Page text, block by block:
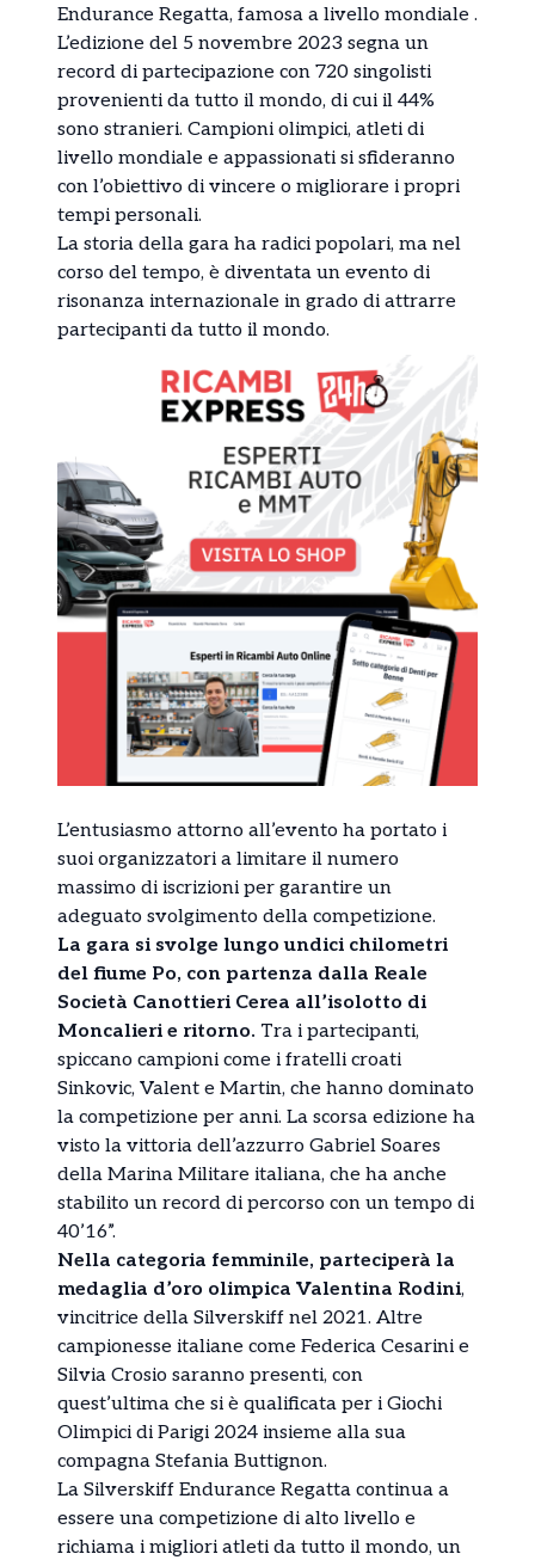
Endurance Regatta, famosa a livello mondiale .
L’edizione del 5 novembre 2023 segna un
record di partecipazione con 720 singolisti
provenienti da tutto il mondo, di cui il 44%
sono stranieri. Campioni olimpici, atleti di
livello mondiale e appassionati si sfideranno
con l’obiettivo di vincere o migliorare i propri
tempi personali.
La storia della gara ha radici popolari, ma nel
corso del tempo, è diventata un evento di
risonanza internazionale in grado di attrarre
partecipanti da tutto il mondo.
L’entusiasmo attorno all’evento ha portato i
suoi organizzatori a limitare il numero
massimo di iscrizioni per garantire un
adeguato svolgimento della competizione.
La gara si svolge lungo undici chilometri
del fiume Po, con partenza dalla Reale
Società Canottieri Cerea all’isolotto di
Moncalieri e ritorno. Tra i partecipanti,
spiccano campioni come i fratelli croati
Sinkovic, Valent e Martin, che hanno dominato
la competizione per anni. La scorsa edizione ha
visto la vittoria dell’azzurro Gabriel Soares
della Marina Militare italiana, che ha anche
stabilito un record di percorso con un tempo di
40’16”.
Nella categoria femminile, parteciperà la
medaglia d’oro olimpica Valentina Rodini,
vincitrice della Silverskiff nel 2021. Altre
campionesse italiane come Federica Cesarini e
Silvia Crosio saranno presenti, con
quest’ultima che si è qualificata per i Giochi
Olimpici di Parigi 2024 insieme alla sua
compagna Stefania Buttignon.
La Silverskiff Endurance Regatta continua a
essere una competizione di alto livello e
richiama i migliori atleti da tutto il mondo, un